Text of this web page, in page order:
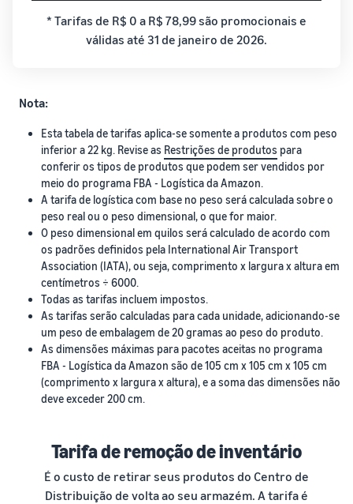
* Tarifas de R$ 0 a R$ 78,99 são promocionais e
válidas até 31 de janeiro de 2026.
Nota:
Esta tabela de tarifas aplica-se somente a produtos com peso
inferior a 22 kg. Revise as Restrições de produtos para
conferir os tipos de produtos que podem ser vendidos por
meio do programa FBA - Logística da Amazon.
A tarifa de logística com base no peso será calculada sobre o
peso real ou o peso dimensional, o que for maior.
O peso dimensional em quilos será calculado de acordo com
os padrões definidos pela International Air Transport
Association (IATA), ou seja, comprimento x largura x altura em
centímetros ÷ 6000.
Todas as tarifas incluem impostos.
As tarifas serão calculadas para cada unidade, adicionando-se
um peso de embalagem de 20 gramas ao peso do produto.
As dimensões máximas para pacotes aceitas no programa
FBA - Logística da Amazon são de 105 cm x 105 cm x 105 cm
(comprimento x largura x altura), e a soma das dimensões não
deve exceder 200 cm.
Tarifa de remoção de inventário
É o custo de retirar seus produtos do Centro de
Distribuição de volta ao seu armazém. A tarifa é